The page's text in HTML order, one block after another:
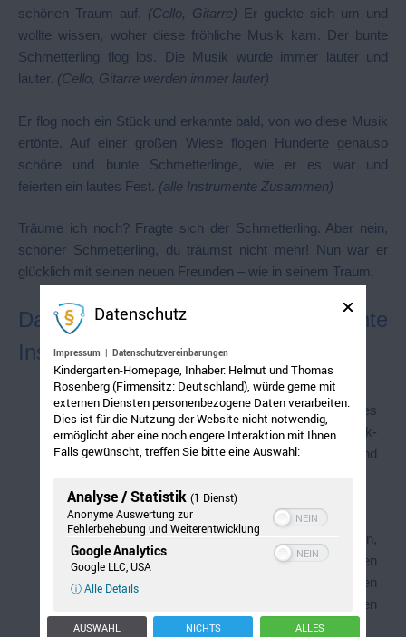
schönen Traum auf. (Cello, Gitarre) Er guckte sich um und
wollte wissen, woher diese fröhliche Musik kam. Der bunte
Schmetterling flog los. Die Musik wurde immer lauter und
lauter. (Cello, Gitarre werden immer lauter)
Er flog noch ein Stück und erkannte bald, von wo diese Musik
ertönte. Auf einer großen Wiese flogen Hunderte genauso
schöne und bunte Schmetterlinge, wie er es war und
feierten ein lautes Fest. (alle Instrumente Zusammen)
Träume ich noch? Fragte sich der Schmetterling. Aber nein,
schöner Schmetterling, du träumst nicht mehr! Nun war er
glücklich mit seinen neuen Freunden – wie in seinem Traum.
Dazu die Selbstgemachte
Instrumente:
Wasserorgel: Glas- oder Metallröhrchen, leeres
Weck- oder Würstchenglas. Wir füllen das Weck-
oder Würstchenglas zur Hälfte mit Wasser und
Gläserklavier
: mehrere Gläser oder Flaschen,
Teelöffel. Die Gläser oder Flaschen werden
unterschiedlich hoch mit Wasser gefüllt. Schlagen
wir sie dann mit dem Teelöffel an, hören
wir verschiedene Töne.
Datenschutz
Impressum | Datenschutzvereinbarungen
Kindergarten-Homepage, Inhaber: Helmut und Thomas
Rosenberg (Firmensitz: Deutschland), würde gerne mit
externen Diensten personenbezogene Daten verarbeiten.
Dies ist für die Nutzung der Website nicht notwendig,
ermöglicht aber eine noch engere Interaktion mit Ihnen.
Falls gewünscht, treffen Sie bitte eine Auswahl:
Analyse / Statistik (1 Dienst)
Anonyme Auswertung zur
Fehlerbehebung und Weiterentwicklung
Google Analytics
Google LLC, USA
ⓘ Alle Details
AUSWAHL
NICHTS
ALLES